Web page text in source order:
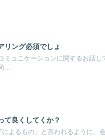
リング必須でしょ
ミュニケーションに関するお話
...
て良くしてくか？
によるもの」と言われるように、